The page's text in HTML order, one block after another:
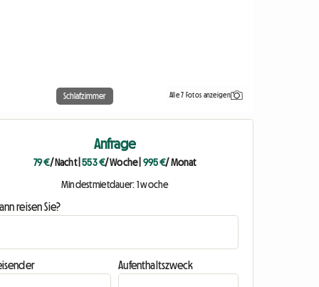
Schlafzimmer Alle 7 Fotos anzeigen
Anfrage
79 €/ Nacht|553 €/ Woche| 995 €/ Monat
Mindestmietdauer: 1 woche
reisen Sie?
Aufenthaltszweck